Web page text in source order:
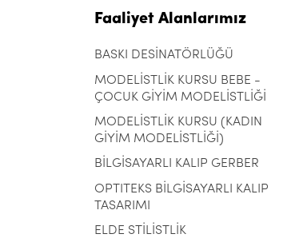
Faaliyet Alanlarımız
BASKI DESİNATÖRLÜĞÜ
MODELİSTLİK KURSU BEBE -
ÇOCUK GİYİM MODELİSTLİĞİ
MODELİSTLİK KURSU (KADIN
GİYİM MODELİSTLİĞİ)
BİLGİSAYARLI KALIP GERBER
OPTITEKS BİLGİSAYARLI KALIP
TASARIMI
ELDE STİLİSTLİK